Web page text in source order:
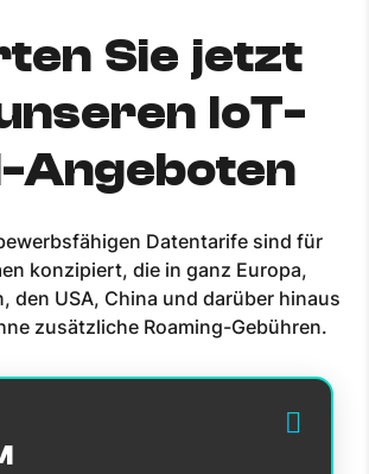
Sie jetzt
IoT-
Angeboten
Datentarife sind für
konzipiert, die in ganz Europa,
den USA, China und darüber hinaus
zusätzliche Roaming-Gebühren.